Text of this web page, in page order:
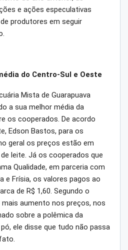
e ações especulativas
produtores em seguir
do Centro-Sul e Oeste
Mista de Guarapuava
a sua melhor média da
os cooperados. De acordo
Edson Bastos, para os
geral os preços estão em
leite. Já os cooperados que
Qualidade, em parceria com
e Frísia, os valores pagos ao
de R$ 1,60. Segundo o
aumento nos preços, nos
sobre a polêmica da
ele disse que tudo não passa